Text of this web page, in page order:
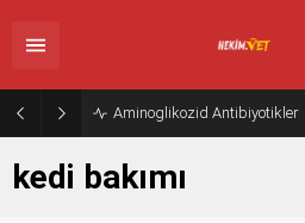
Aminoglikozid Antibiyotikler
kedi bakımı